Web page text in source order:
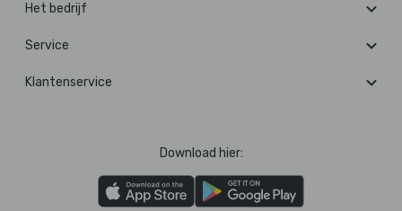
Het bedrijf
Service
Klantenservice
Download hier: